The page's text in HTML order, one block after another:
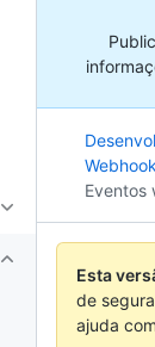
Eventos
Esta
de
ajuda